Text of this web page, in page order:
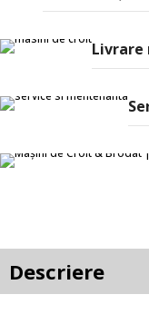
Livrare
Descriere